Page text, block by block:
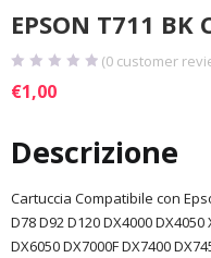
EPSON T711 BK
(0 customer
€1,00
Descrizione
Cartuccia Compatibile con
D78 D92 D120 DX4000
DX6050 DX7000F DX7400